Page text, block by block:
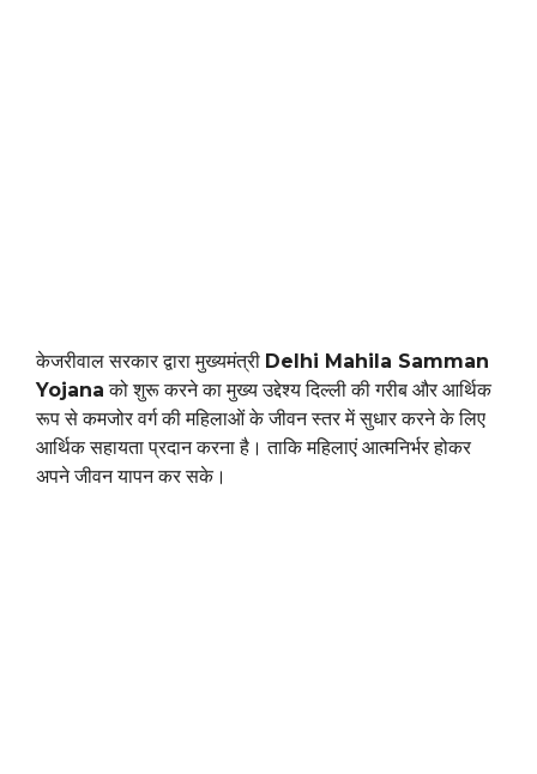
केजरीवाल सरकार द्वारा मुख्यमंत्री Delhi Mahila Samman
Yojana को शुरू करने का मुख्य उद्देश्य दिल्ली की गरीब और आर्थिक
रूप से कमजोर वर्ग की महिलाओं के जीवन स्तर में सुधार करने के लिए
आर्थिक सहायता प्रदान करना है। ताकि महिलाएं आत्मनिर्भर होकर
अपने जीवन यापन कर सके।